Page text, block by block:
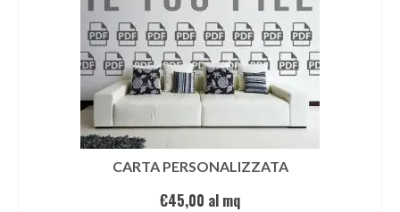
CARTA PERSONALIZZATA
€45,00 al mq